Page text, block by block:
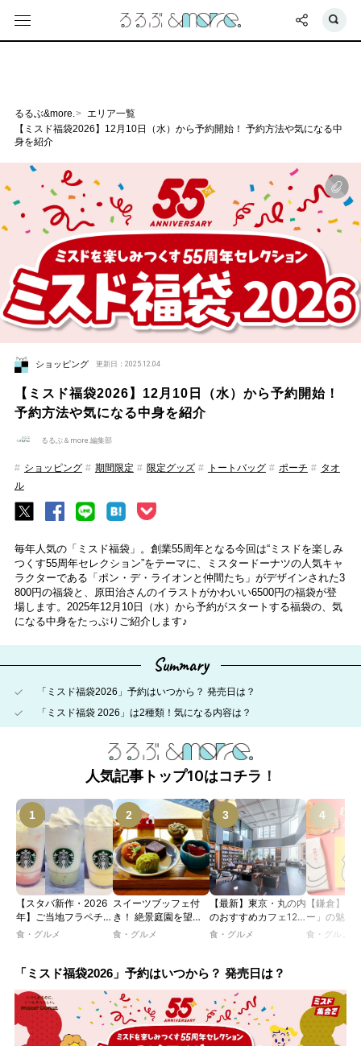
るるぶ&more.
エリア一覧
【ミスド福袋2026】12月10日（水）から予約開始！ 予約方法や気になる中
身を紹介
ショッピング 更新日：2025.12.04
【ミスド福袋2026】12月10日（水）から予約開始！
予約方法や気になる中身を紹介
るるぶ＆more.編集部
ショッピング 期間限定 限定グッズ トートバッグ ポーチ
タオ
ル
毎年人気の「ミスド福袋」。創業55周年となる今回は“ミスドを楽しみ
つくす55周年セレクション”をテーマに、ミスタードーナツの人気キャ
ラクターである「ポン・デ・ライオンと仲間たち」がデザインされた3
800円の福袋と、原田治さんのイラストがかわいい6500円の福袋が登
場します。2025年12月10日（水）から予約がスタートする福袋の、気
になる中身をたっぷりご紹介します♪
Summary
「ミスド福袋2026」予約はいつから？ 発売日は？
「ミスド福袋 2026」は2種類！気になる内容は？
人気記事トップ10はコチラ！
【スタバ新作・2026
年】ご当地フラペチー
ノが新登場！ 地域と
JIMOTO
森・群馬・沖縄で始
動。6種類を飲んで実
食レポート
食・グルメ
スイーツブッフェ付
き！ 絶景庭園を望む
ホテルレストランで味
ツトレンドVol.105】
食・グルメ
【最新】東京・丸の内
のおすすめカフェ12
選｜ひとりでゆったり
るカフェ、優雅なホテ
食・グルメ
【鎌倉】「
ー」の魅力
説！ 定番商
食・グルメ
「ミスド福袋2026」予約はいつから？ 発売日は？